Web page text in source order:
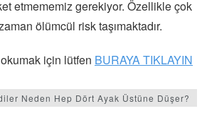
etmememiz gerekiyor. Özellikle çok
ölümcül risk taşımaktadır.
için lütfen BURAYA TIKLAYIN
Neden Hep Dört Ayak Üstüne Düşer?